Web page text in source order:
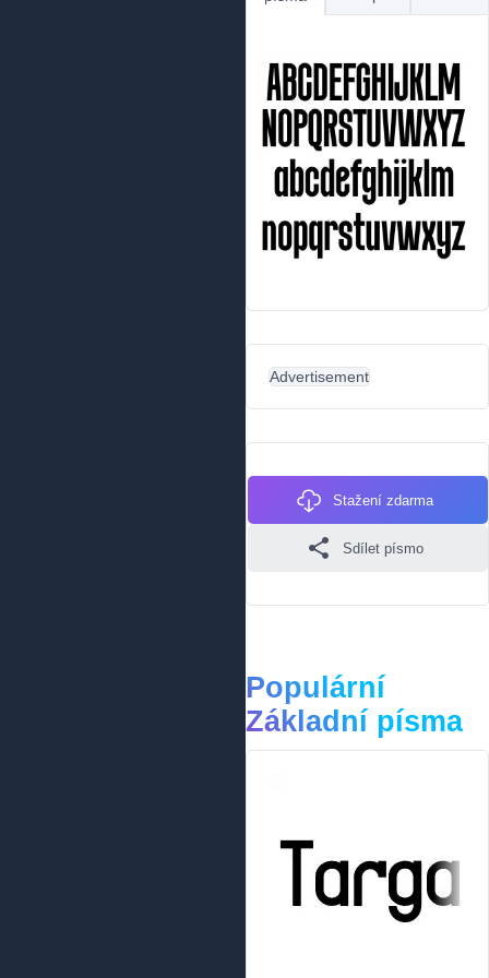
Advertisement
Stažení zdarma
Sdílet písmo
Populární
Základní písma